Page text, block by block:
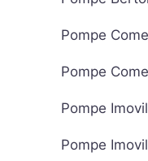
Pompe
Pompe
Pompe
Pompe